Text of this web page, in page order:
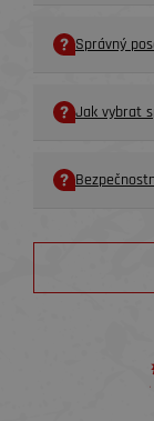
Správný
Jak vybrat